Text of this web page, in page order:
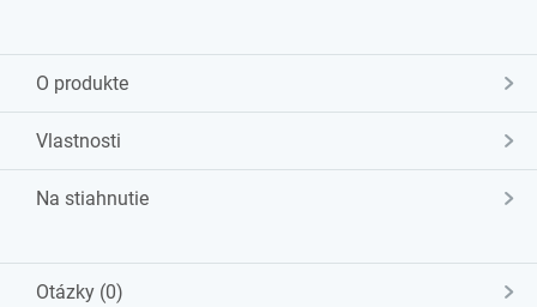
O produkte
Vlastnosti
Na stiahnutie
Otázky (0)